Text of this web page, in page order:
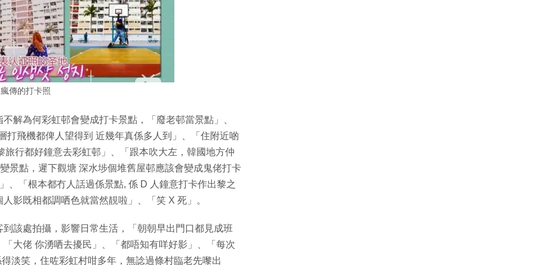
傳的打卡照
解為何彩虹邨會變成打卡景點，「廢老邨當景點」、
打飛機都俾人望得到 近幾年真係多人到」、「住附近啲
行都好鐘意去彩虹邨」、「跟本吹大左，韓國地方仲
景點，遲下觀塘 深水埗個堆舊屋邨應該會變成鬼佬打卡
、「根本都冇人話過係景點, 係 D 人鐘意打卡作出黎之
影既相都調哂色就當然靚啦」、「笑 X 死」。
該處拍攝，影響日常生活，「朝朝早出門口都見成班
大佬 你湧哂去擾民」、「都唔知有咩好影」、「每次
淡笑，住咗彩虹村咁多年，無諗過條村臨老先嚟出